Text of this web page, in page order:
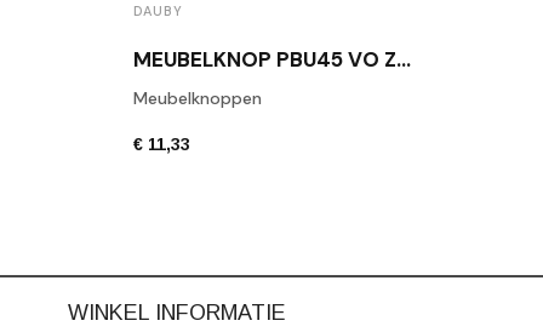
DAUBY
MEUBELKNOP PBU45 VO ZWART
Meubelknoppen
€ 11,33
WINKEL INFORMATIE